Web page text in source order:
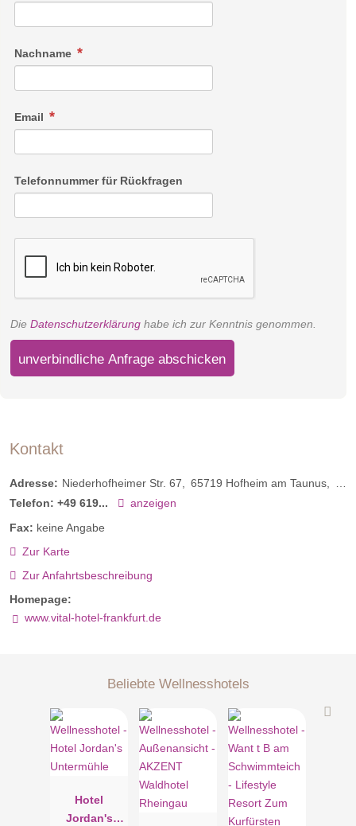
Nachname
Email
Telefonnummer für Rückfragen
Die Datenschutzerklärung habe ich zur Kenntnis genommen.
unverbindliche Anfrage abschicken
Kontakt
Adresse: Niederhofheimer Str. 67 65719 Hofheim am Taunus
Telefon: +49 619...
anzeigen
Fax: keine Angabe
Zur Karte
Zur Anfahrtsbeschreibung
Homepage:
www.vital-hotel-frankfurt.de
Beliebte Wellnesshotels
Hotel
Jordan's